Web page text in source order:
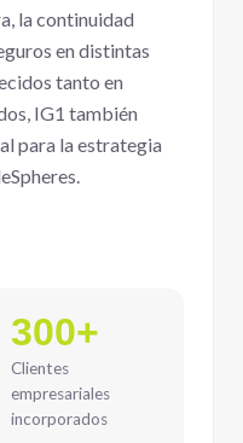
la continuidad
en distintas
tanto en
IG1 también
para la estrategia
300+
Clientes
empresariales
incorporados